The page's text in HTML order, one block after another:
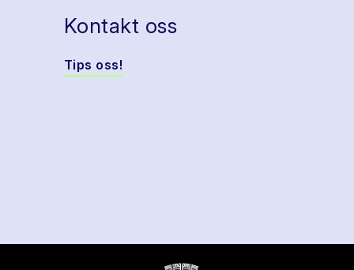
Kontakt oss
Tips oss!